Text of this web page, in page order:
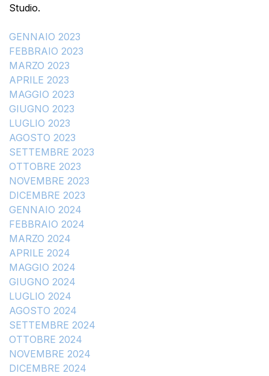
Studio.
GENNAIO 2023
FEBBRAIO 2023
MARZO 2023
APRILE 2023
MAGGIO 2023
GIUGNO 2023
LUGLIO 2023
AGOSTO 2023
SETTEMBRE 2023
OTTOBRE 2023
NOVEMBRE 2023
DICEMBRE 2023
GENNAIO 2024
FEBBRAIO 2024
MARZO 2024
APRILE 2024
MAGGIO 2024
GIUGNO 2024
LUGLIO 2024
AGOSTO 2024
SETTEMBRE 2024
OTTOBRE 2024
NOVEMBRE 2024
DICEMBRE 2024